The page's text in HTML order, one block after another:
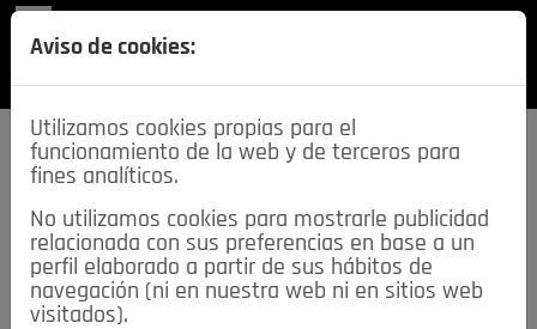
SECCIONES
descarga esta
REVISTA
Aviso de cookies:
Utilizamos cookies propias para el
funcionamiento de la web y de terceros para
fines analíticos.
No utilizamos cookies para mostrarle publicidad
relacionada con sus preferencias en base a un
perfil elaborado a partir de sus hábitos de
navegación (ni en nuestra web ni en sitios web
visitados).